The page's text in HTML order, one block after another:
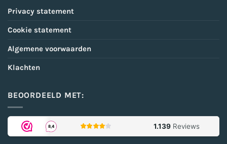
Privacy statement
Cookie statement
Algemene voorwaarden
Klachten
BEOORDEELD MET: